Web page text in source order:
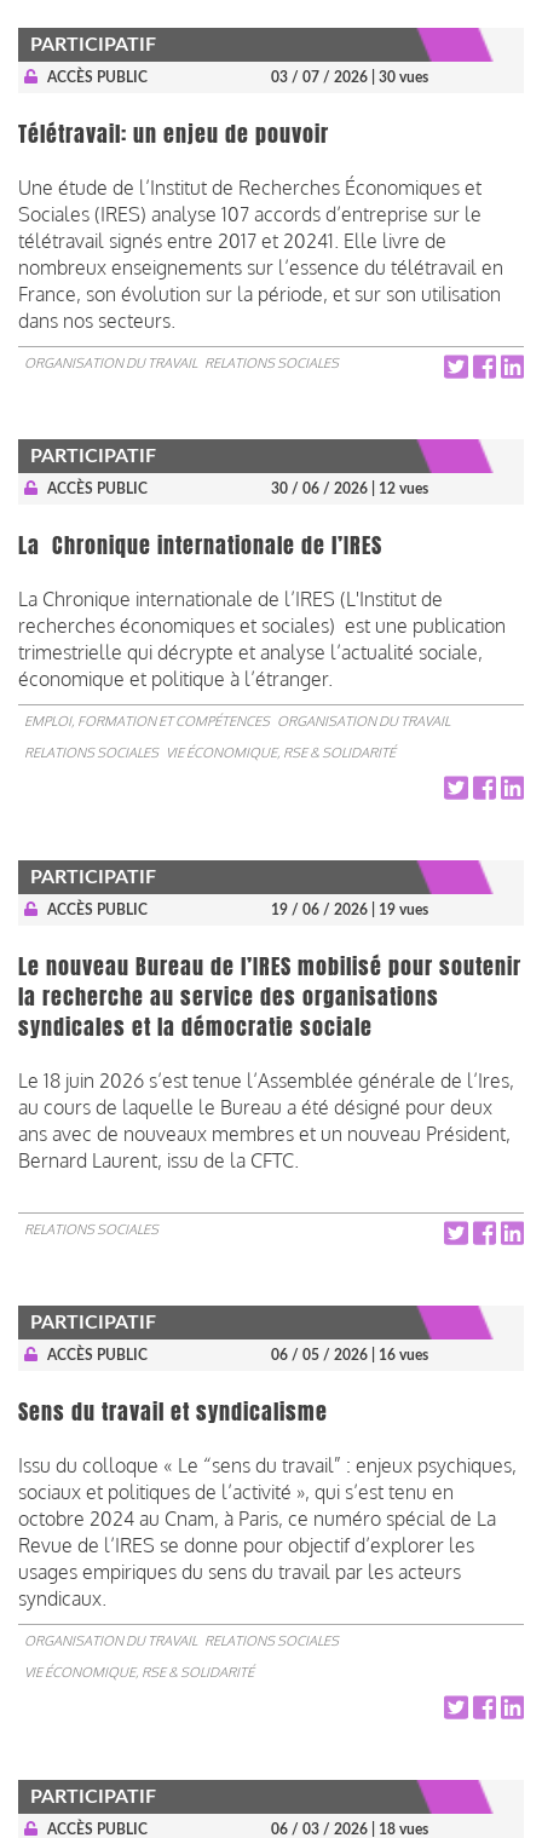
PARTICIPATIF
ACCÈS PUBLIC 03 / 07 / 2026 | 30 vues
Télétravail: un enjeu de pouvoir
Une étude de l’Institut de Recherches Économiques et
Sociales (IRES) analyse 107 accords d’entreprise sur le
télétravail signés entre 2017 et 20241. Elle livre de
nombreux enseignements sur l’essence du télétravail en
France, son évolution sur la période, et sur son utilisation
dans nos secteurs.
ORGANISATION DU TRAVAIL RELATIONS SOCIALES
PARTICIPATIF
ACCÈS PUBLIC 30 / 06 / 2026 | 12 vues
La Chronique internationale de l’IRES
La Chronique internationale de l’IRES (L'Institut de
recherches économiques et sociales) est une publication
trimestrielle qui décrypte et analyse l’actualité sociale,
économique et politique à l’étranger.
EMPLOI, FORMATION ET COMPÉTENCES ORGANISATION DU TRAVAIL
RELATIONS SOCIALES VIE ÉCONOMIQUE, RSE & SOLIDARITÉ
PARTICIPATIF
ACCÈS PUBLIC 19 / 06 / 2026 | 19 vues
Le nouveau Bureau de l’IRES mobilisé pour soutenir
la recherche au service des organisations
syndicales et la démocratie sociale
Le 18 juin 2026 s’est tenue l’Assemblée générale de l’Ires,
au cours de laquelle le Bureau a été désigné pour deux
ans avec de nouveaux membres et un nouveau Président,
Bernard Laurent, issu de la CFTC.
RELATIONS SOCIALES
PARTICIPATIF
ACCÈS PUBLIC 06 / 05 / 2026 | 16 vues
Sens du travail et syndicalisme
Issu du colloque « Le “sens du travail” : enjeux psychiques,
sociaux et politiques de l’activité », qui s’est tenu en
octobre 2024 au Cnam, à Paris, ce numéro spécial de La
Revue de l’IRES se donne pour objectif d’explorer les
usages empiriques du sens du travail par les acteurs
syndicaux.
ORGANISATION DU TRAVAIL RELATIONS SOCIALES
VIE ÉCONOMIQUE, RSE & SOLIDARITÉ
PARTICIPATIF
ACCÈS PUBLIC 06 / 03 / 2026 | 18 vues